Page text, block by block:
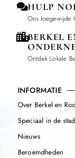
HULP
Ons toegewijde
BERKEL
Ontdek Lokale
INFORMATIE
Over Berkel en
Speciaal in de stad
Nieuws
Beroemdheden